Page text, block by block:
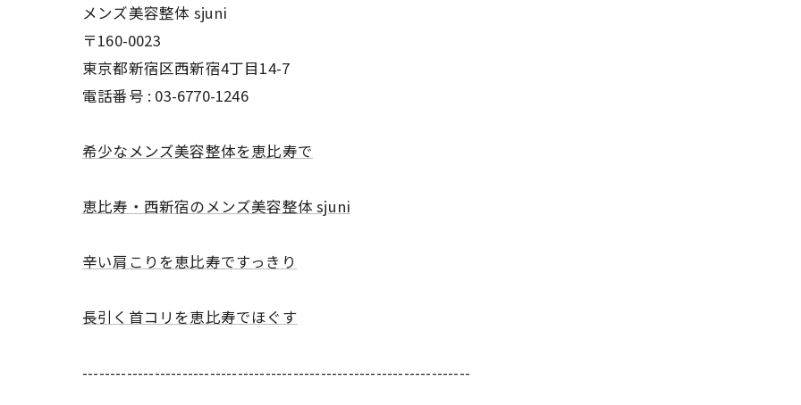
メンズ美容整体 sjuni
〒160-0023
東京都新宿区西新宿4丁目14-7
電話番号 : 03-6770-1246
希少なメンズ美容整体を恵比寿で
恵比寿・西新宿のメンズ美容整体 sjuni
辛い肩こりを恵比寿ですっきり
長引く首コリを恵比寿でほぐす
----------------------------------------------------------------------